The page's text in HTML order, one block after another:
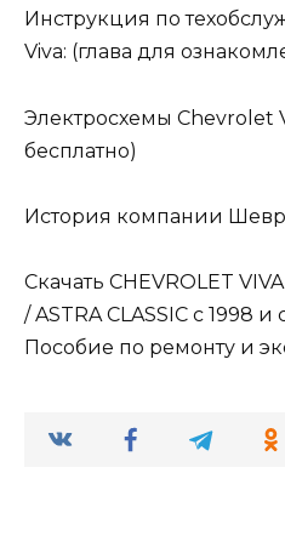
Инструкция по
Viva: (глава для
Электросхемы Chevrolet
бесплатно)
История компании
Скачать CHEVROLET
/ ASTRA CLASSIC с 1998
Пособие по ремонту и